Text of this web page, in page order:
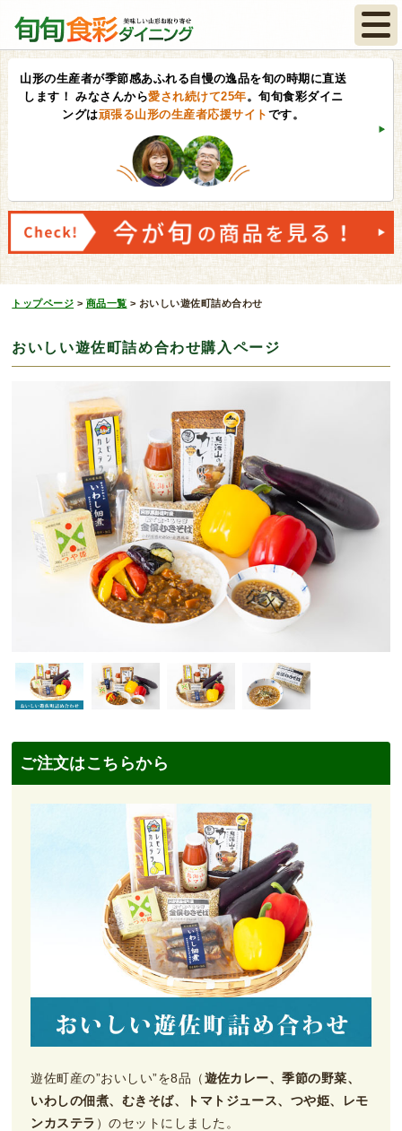
山形の生産者が季節感あふれる自慢の逸品を旬の時期に直送
します！ みなさんから愛され続けて25年。旬旬食彩ダイニ
ングは頑張る山形の生産者応援サイト です。
トップページ > 商品一覧 > おいしい遊佐町詰め合わせ
おいしい遊佐町詰め合わせ購入ページ
ご注文はこちらから
遊佐町産の”おいしい”を8品（遊佐カレー、季節の野菜、
いわしの佃煮、むきそば、トマトジュース、つや姫、レモ
ンカステラ ）のセットにしました。